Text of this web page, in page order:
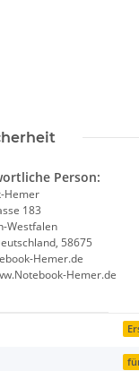
Person:
Hemer
183
Westfalen
58675
Hemer.de
Hemer.de